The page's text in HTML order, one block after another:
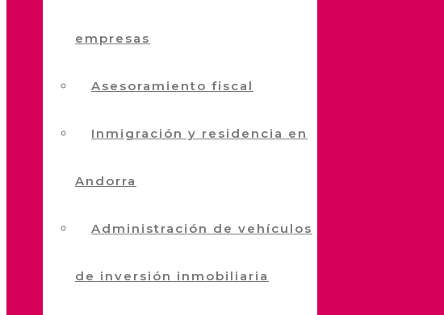
empresas
Asesoramiento fiscal
Inmigración y residencia en
Andorra
Administración de vehículos
de inversión inmobiliaria